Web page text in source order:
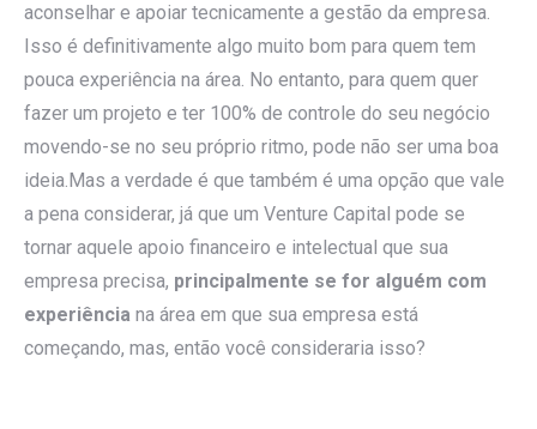
aconselhar e apoiar tecnicamente a gestão da empresa.
Isso é definitivamente algo muito bom para quem tem
pouca experiência na área. No entanto, para quem quer
fazer um projeto e ter 100% de controle do seu negócio
movendo-se no seu próprio ritmo, pode não ser uma boa
ideia.Mas a verdade é que também é uma opção que vale
a pena considerar, já que um Venture Capital pode se
tornar aquele apoio financeiro e intelectual que sua
empresa precisa, principalmente se for alguém com
experiência na área em que sua empresa está
começando, mas, então você consideraria isso?